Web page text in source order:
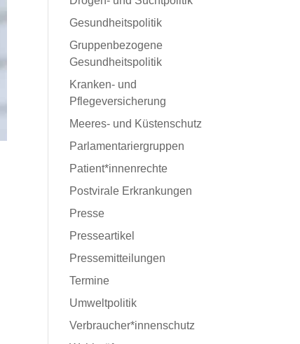
Gesundheitspolitik
Gruppenbezogene
Gesundheitspolitik
Kranken- und
Pflegeversicherung
Meeres- und Küstenschutz
Parlamentariergruppen
Patient*innenrechte
Postvirale Erkrankungen
Presse
Presseartikel
Pressemitteilungen
Termine
Umweltpolitik
Verbraucher*innenschutz